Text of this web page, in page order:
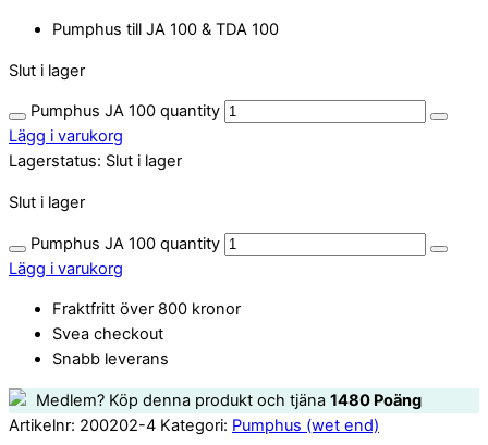
Pumphus till JA 100 & TDA 100
Slut i lager
Pumphus JA 100 quantity
Lägg i varukorg
Lagerstatus: Slut i lager
Slut i lager
Pumphus JA 100 quantity
Lägg i varukorg
Fraktfritt över 800 kronor
Svea checkout
Snabb leverans
Medlem? Köp denna produkt och tjäna 1480 Poäng
Artikelnr: 200202-4 Kategori: Pumphus (wet end)